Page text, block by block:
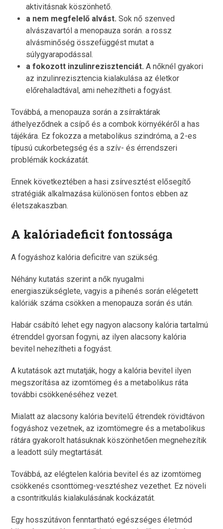
aktivitásnak köszönhető.
a nem megfelelő alvást.Sok nő szenved
alvászavartól a menopauza során. a rossz
alvásminőség összefüggést mutat a
súlygyarapodással.
a fokozott inzulinrezisztenciát. A nőknél gyakori
az inzulinrezisztencia kialakulása az életkor
előrehaladtával, ami nehezítheti a fogyást.
Továbbá, a menopauza során a zsírraktárak
áthelyeződnek a csípő és a combok környékéről a has
tájékára. Ez fokozza a metabolikus szindróma, a 2-es
típusú cukorbetegség és a szív- és érrendszeri
problémák kockázatát.
Ennek következtében a hasi zsírvesztést elősegítő
stratégiák alkalmazása különösen fontos ebben az
életszakaszban.
A kalóriadeficit fontossága
A fogyáshoz kalória deficitre van szükség.
Néhány kutatás szerint a nők nyugalmi
energiaszükséglete, vagyis a pihenés során elégetett
kalóriák száma csökken a menopauza során és után.
Habár csábító lehet egy nagyon alacsony kalória tartalmú
étrenddel gyorsan fogyni, az ilyen alacsony kalória
bevitel nehezítheti a fogyást.
A kutatások azt mutatják, hogy a kalória bevitel ilyen
megszorítása az izomtömeg és a metabolikus ráta
további csökkenéséhez vezet.
Mialatt az alacsony kalória bevitelű étrendek rövidtávon
fogyáshoz vezetnek, az izomtömegre és a metabolikus
rátára gyakorolt hatásuknak köszönhetően megnehezítik
a leadott súly megtartását.
Továbbá, az elégtelen kalória bevitel és az izomtömeg
csökkenés csonttömeg-vesztéshez vezethet. Ez növeli
a csontritkulás kialakulásának kockázatát.
Egy hosszútávon fenntartható egészséges életmód